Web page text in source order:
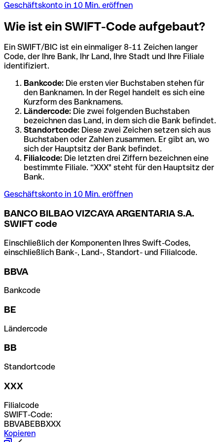
Geschäftskonto in 10 Min. eröffnen
Wie ist ein SWIFT-Code aufgebaut?
Ein SWIFT/BIC ist ein einmaliger 8-11 Zeichen langer
Code, der Ihre Bank, Ihr Land, Ihre Stadt und Ihre Filiale
identifiziert.
Bankcode: Die ersten vier Buchstaben stehen für
den Banknamen. In der Regel handelt es sich eine
Kurzform des Banknamens.
Ländercode: Die zwei folgenden Buchstaben
bezeichnen das Land, in dem sich die Bank befindet.
Standortcode: Diese zwei Zeichen setzen sich aus
Buchstaben oder Zahlen zusammen. Er gibt an, wo
sich der Hauptsitz der Bank befindet.
Filialcode: Die letzten drei Ziffern bezeichnen eine
bestimmte Filiale. “XXX" steht für den Hauptsitz der
Bank.
Geschäftskonto in 10 Min. eröffnen
BANCO BILBAO VIZCAYA ARGENTARIA S.A.
SWIFT code
Einschließlich der Komponenten Ihres Swift-Codes,
einschließlich Bank-, Land-, Standort- und Filialcode.
BBVA
Bankcode
BE
Ländercode
BB
Standortcode
XXX
Filialcode
SWIFT-Code:
BBVABEBBXXX
Kopieren